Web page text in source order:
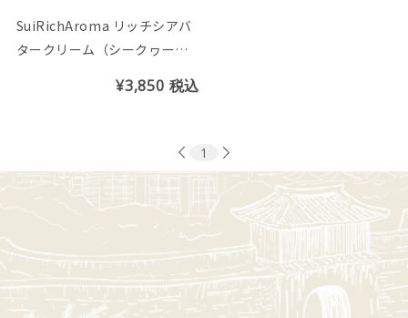
SuiRichAroma リッチシアバ
タークリーム（シークヮーサ
¥3,850 税込
1